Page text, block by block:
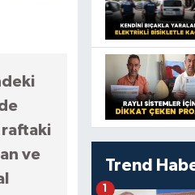
ve
Trend
1